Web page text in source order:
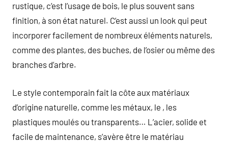
rustique, c’est l’usage de bois, le plus souvent sans
finition, à son état naturel. C’est aussi un look qui peut
incorporer facilement de nombreux éléments naturels,
comme des plantes, des buches, de l’osier ou même des
branches d’arbre.
Le style contemporain fait la côte aux matériaux
d’origine naturelle, comme les métaux, le , les
plastiques moulés ou transparents… L’acier, solide et
facile de maintenance, s’avère être le matériau